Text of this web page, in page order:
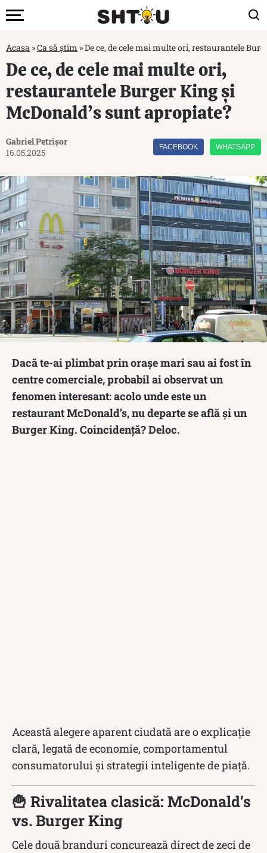
Acasa »Ca să știm »De ce, de cele mai multe ori, restaurantele
De ce, de cele mai multe ori,
restaurantele Burger King și
McDonald’s sunt apropiate?
Gabriel Petrișor
16.05.2025
FACEBOOK WHATSAPP
Dacă te-ai plimbat prin orașe mari sau ai fost în
centre comerciale, probabil ai observat un
fenomen interesant: acolo unde este un
restaurant McDonald’s, nu departe se află și un
Burger King. Coincidență? Deloc.
Această alegere aparent ciudată are o explicație
clară, legată de economie, comportamentul
consumatorului și strategii inteligente de piață.
🍟 Rivalitatea clasică: McDonald’s
vs. Burger King
Cele două branduri concurează direct de zeci de